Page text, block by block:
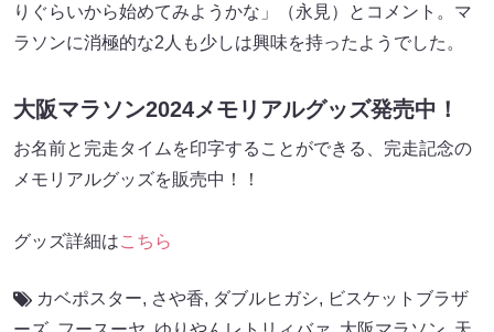
りぐらいから始めてみようかな」（永見）とコメント。マ
ラソンに消極的な2人も少しは興味を持ったようでした。
大阪マラソン2024メモリアルグッズ発売中！
お名前と完走タイムを印字することができる、完走記念の
メモリアルグッズを販売中！！
グッズ詳細はこちら
カベポスター, さや香, ダブルヒガシ, ビスケットブラザ